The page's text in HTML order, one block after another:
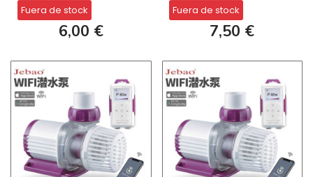
Fuera de stock
6,00 €
Fuera de stock
7,50 €